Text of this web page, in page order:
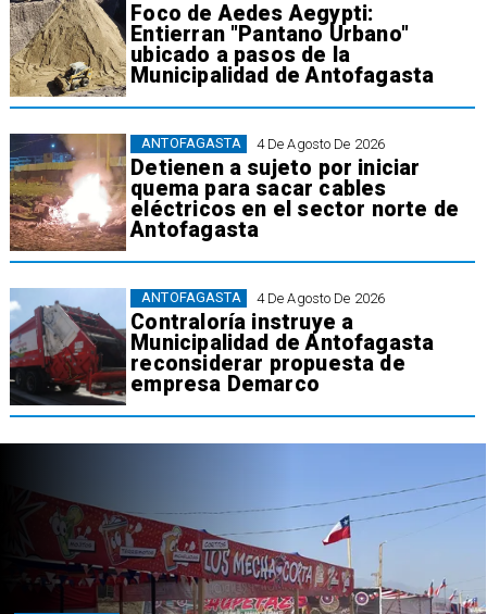
Foco de Aedes Aegypti:
Entierran "Pantano Urbano"
ubicado a pasos de la
Municipalidad de Antofagasta
4 De Agosto De 2026
Detienen a sujeto por iniciar
quema para sacar cables
eléctricos en el sector norte de
Antofagasta
ANTOFAGASTA
4 De Agosto De 2026
Contraloría instruye a
Municipalidad de Antofagasta
reconsiderar propuesta de
empresa Demarco
ANTOFAGASTA